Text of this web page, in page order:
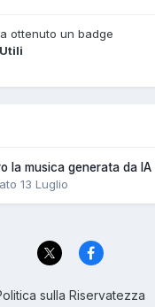
ottenuto un badge
la musica generata da IA
13 Luglio
sulla Riservatezza